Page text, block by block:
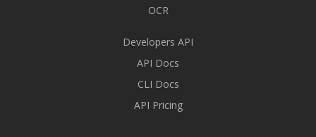
OCR
Developers API
API Docs
CLI Docs
API Pricing